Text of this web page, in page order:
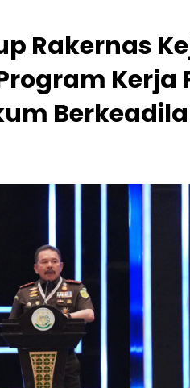
Rakernas
Kerja